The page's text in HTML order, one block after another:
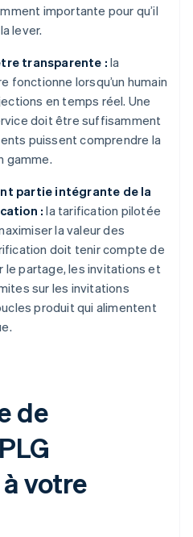
importante pour qu’il
lever.
transparente : la
fonctionne lorsqu’un humain
en temps réel. Une
doit être suffisamment
puissent comprendre la
gamme.
partie intégrante de la
: la tarification pilotée
la valeur des
doit tenir compte de
le partage, les invitations et
sur les invitations
produit qui alimentent
de
votre